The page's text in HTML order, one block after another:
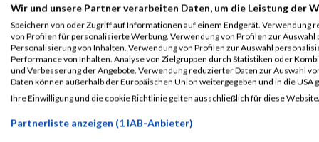
3812
Steffen Krieg
3975
Patrick Zimpfer
3671
Martin Wabschke
3747
Nicolas Gassauer
3830
Dominic Lochmann
Wir und unsere Partner verarbeiten Daten, um die Leistung der
Speichern von oder Zugriff auf Informationen auf einem Endgerät. Verwendung
von Profilen für personalisierte Werbung. Verwendung von Profilen zur
Personalisierung von Inhalten. Verwendung von Profilen zur Auswahl
Performance von Inhalten. Analyse von Zielgruppen durch Statistiken oder
und Verbesserung der Angebote. Verwendung reduzierter Daten zur Auswahl
Daten können außerhalb der Europäischen Union weitergegeben und in die USA
Ihre Einwilligung und die cookie Richtlinie gelten ausschließlich für diese
Partnerliste anzeigen (1 IAB-Anbieter)